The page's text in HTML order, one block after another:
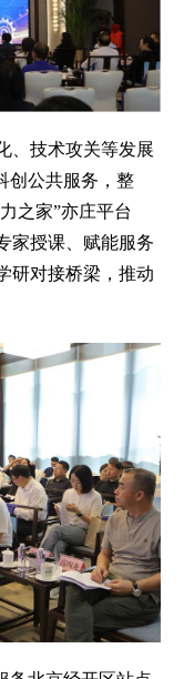
技术攻关等发展
创公共服务，整
之家”亦庄平台
家授课、赋能服务
研对接桥梁，推动